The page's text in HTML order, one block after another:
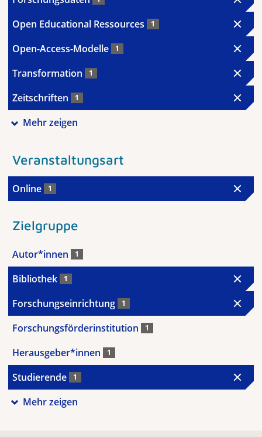
Open Educational Ressources 1
Open-Access-Modelle 1
Transformation 1
Zeitschriften 1
Mehr zeigen
Veranstaltungsart
Online 1
Zielgruppe
Autor*innen 1
Bibliothek 1
Forschungseinrichtung 1
Forschungsförderinstitution 1
Herausgeber*innen 1
Studierende 1
Mehr zeigen